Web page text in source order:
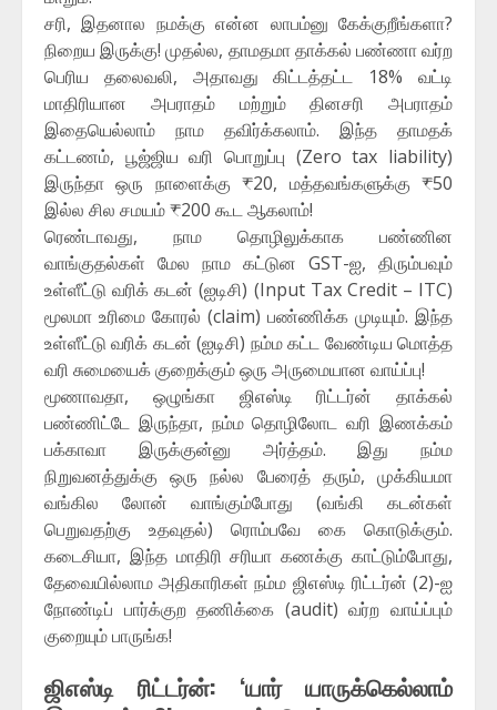
சரி, இதனால நமக்கு என்ன லாபம்னு கேக்குறீங்களா?
நிறைய இருக்கு! முதல்ல, தாமதமா தாக்கல் பண்ணா வர்ற
பெரிய தலைவலி, அதாவது கிட்டத்தட்ட 18% வட்டி
மாதிரியான அபராதம் மற்றும் தினசரி அபராதம்
இதையெல்லாம் நாம தவிர்க்கலாம். இந்த தாமதக்
கட்டணம், பூஜ்ஜிய வரி பொறுப்பு (Zero tax liability)
இருந்தா ஒரு நாளைக்கு ₹20, மத்தவங்களுக்கு ₹50
இல்ல சில சமயம் ₹200 கூட ஆகலாம்!
ரெண்டாவது, நாம தொழிலுக்காக பண்ணின
வாங்குதல்கள் மேல நாம கட்டுன GST-ஐ, திரும்பவும்
உள்ளீட்டு வரிக் கடன் (ஐடிசி) (Input Tax Credit – ITC)
மூலமா உரிமை கோரல் (claim) பண்ணிக்க முடியும். இந்த
உள்ளீட்டு வரிக் கடன் (ஐடிசி) நம்ம கட்ட வேண்டிய மொத்த
வரி சுமையைக் குறைக்கும் ஒரு அருமையான வாய்ப்பு!
மூணாவதா, ஒழுங்கா ஜிஎஸ்டி ரிட்டர்ன் தாக்கல்
பண்ணிட்டே இருந்தா, நம்ம தொழிலோட வரி இணக்கம்
பக்காவா இருக்குன்னு அர்த்தம். இது நம்ம
நிறுவனத்துக்கு ஒரு நல்ல பேரைத் தரும், முக்கியமா
வங்கில லோன் வாங்கும்போது (வங்கி கடன்கள்
பெறுவதற்கு உதவுதல்) ரொம்பவே கை கொடுக்கும்.
கடைசியா, இந்த மாதிரி சரியா கணக்கு காட்டும்போது,
தேவையில்லாம அதிகாரிகள் நம்ம ஜிஎஸ்டி ரிட்டர்ன் (2)-ஐ
நோண்டிப் பார்க்குற தணிக்கை (audit) வர்ற வாய்ப்பும்
குறையும் பாருங்க!
ஜிஎஸ்டி ரிட்டர்ன்: ‘யார் யாருக்கெல்லாம்